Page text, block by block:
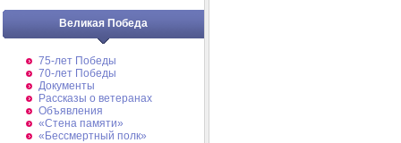
Великая Победа
75-лет Победы
70-лет Победы
Документы
Рассказы о ветеранах
Объявления
«Стена памяти»
«Бессмертный полк»